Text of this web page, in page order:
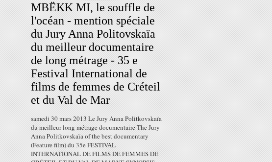
MBËKK MI, le souffle de
l'océan - mention spéciale
du Jury Anna Politovskaïa
du meilleur documentaire
de long métrage - 35 e
Festival International de
films de femmes de Créteil
et du Val de Mar
samedi 30 mars 2013 Le Jury Anna Politkovskaïa
du meilleur long métrage documentaire The Jury
Anna Politkovskaïa of the best documentary
(Feature film) du 35e FESTIVAL
INTERNATIONAL DE FILMS DE FEMMES DE